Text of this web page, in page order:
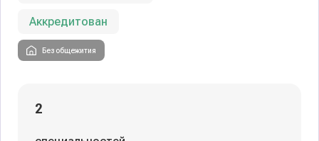
Аккредитован
Без общежития
2